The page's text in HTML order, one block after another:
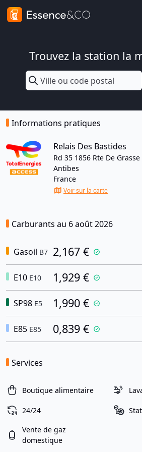
Trouvez la station la
Informations pratiques
Relais Des Bastides
Rd 35 1856 Rte De Grasse
Antibes
France
Voir sur la carte
Carburants au 6 août 2026
Gasoil B7 2,167 €
E10 E10 1,929 €
SP98 E5 1,990 €
E85 E85 0,839 €
Services
Boutique alimentaire
24/24
Vente de gaz
domestique